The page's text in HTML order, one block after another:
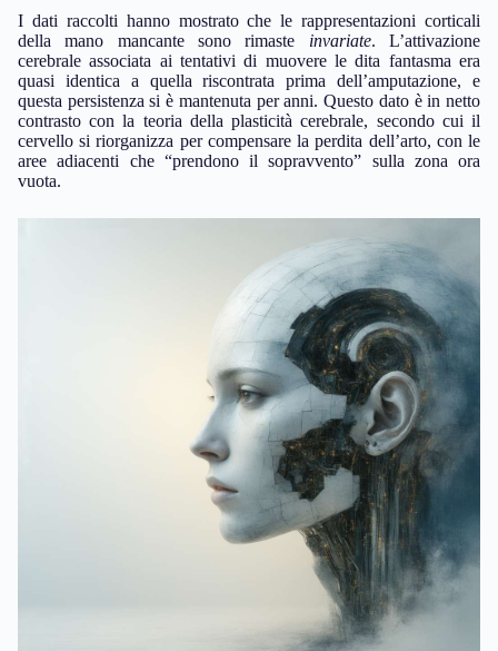
I dati raccolti hanno mostrato che le rappresentazioni corticali
della mano mancante sono rimaste invariate. L’attivazione
cerebrale associata ai tentativi di muovere le dita fantasma era
quasi identica a quella riscontrata prima dell’amputazione, e
questa persistenza si è mantenuta per anni. Questo dato è in netto
contrasto con la teoria della plasticità cerebrale, secondo cui il
cervello si riorganizza per compensare la perdita dell’arto, con le
aree adiacenti che “prendono il sopravvento” sulla zona ora
vuota.